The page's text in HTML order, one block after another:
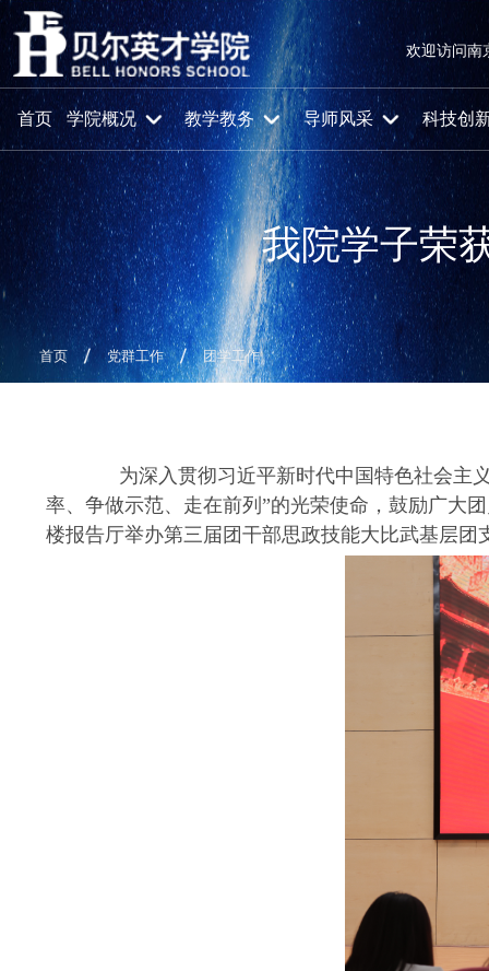
欢迎访问南
首页 学院概况 教学教务 导师风采 科技创
我院学子荣
首页 党群工作 团学工作
为深入贯彻习近平新时代中国特色社会主
率、争做示范、走在前列”的光荣使命，鼓励广大
楼报告厅举办第三届团干部思政技能大比武基层团